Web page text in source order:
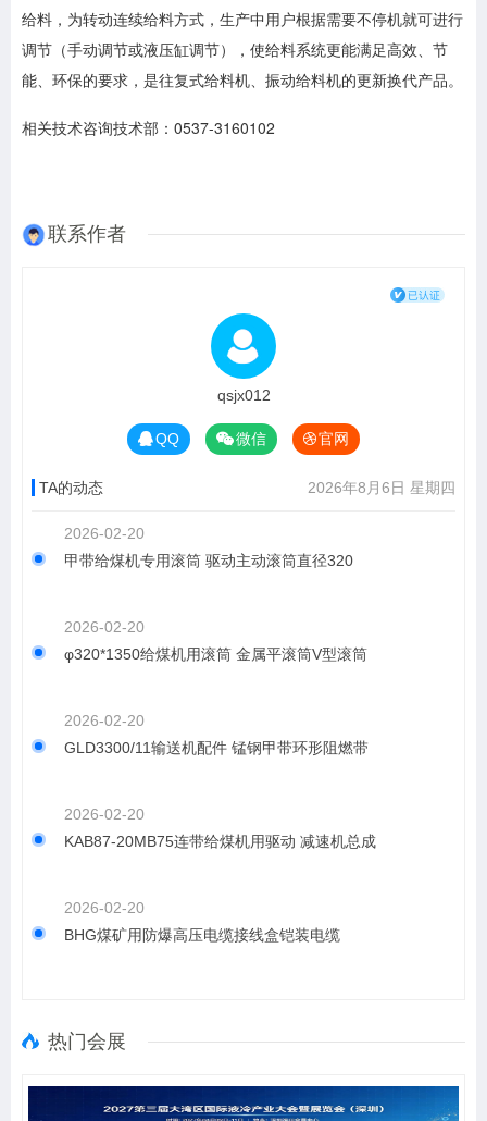
给料，为转动连续给料方式，生产中用户根据需要不停机就可进行
调节（手动调节或液压缸调节），使给料系统更能满足高效、节
能、环保的要求，是往复式给料机、振动给料机的更新换代产品。
相关技术咨询技术部：0537-3160102
联系作者
qsjx012
QQ 微信 官网
TA的动态 2026年8月6日 星期四
2026-02-20
甲带给煤机专用滚筒 驱动主动滚筒直径320
2026-02-20
φ320*1350给煤机用滚筒 金属平滚筒V型滚筒
2026-02-20
GLD3300/11输送机配件 锰钢甲带环形阻燃带
2026-02-20
KAB87-20MB75连带给煤机用驱动 减速机总成
2026-02-20
BHG煤矿用防爆高压电缆接线盒铠装电缆
热门会展